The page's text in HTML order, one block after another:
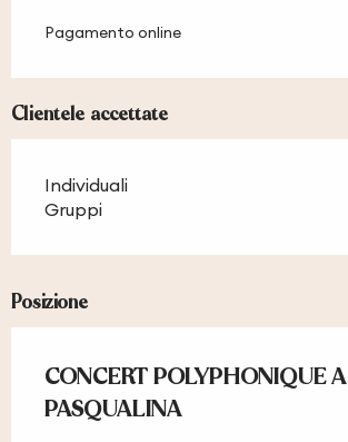
Pagamento online
Clientele accettate
Individuali
Gruppi
Posizione
CONCERT POLYPHONIQUE A
PASQUALINA